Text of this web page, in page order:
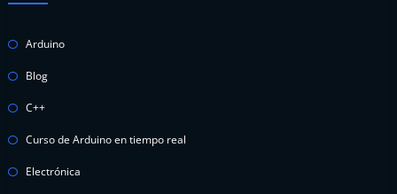
Arduino
Blog
C++
Curso de Arduino en tiempo real
Electrónica